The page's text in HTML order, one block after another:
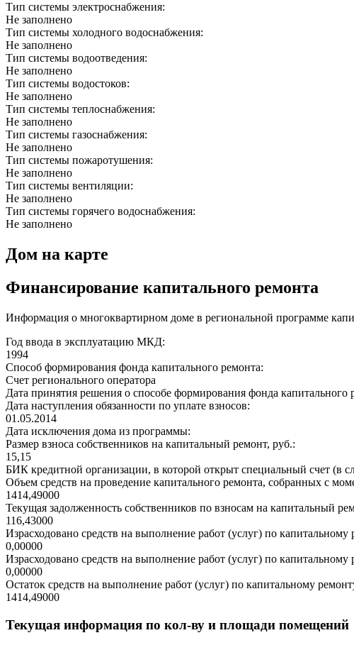
Тип системы электроснабжения:
Не заполнено
Тип системы холодного водоснабжения:
Не заполнено
Тип системы водоотведения:
Не заполнено
Тип системы водостоков:
Не заполнено
Тип системы теплоснабжения:
Не заполнено
Тип системы газоснабжения:
Не заполнено
Тип системы пожаротушения:
Не заполнено
Тип системы вентиляции:
Не заполнено
Тип системы горячего водоснабжения:
Не заполнено
Дом на карте
Финансирование капитального ремонта
Информация о многоквартирном доме в региональной программе
Год ввода в эксплуатацию МКД:
1994
Способ формирования фонда капитального ремонта:
Счет регионального оператора
Дата принятия решения о способе формирования фонда капитального
Дата наступления обязанности по уплате взносов:
01.05.2014
Дата исключения дома из программы:
Размер взноса собственников на капитальный ремонт, руб.:
15,15
БИК кредитной организации, в которой открыт специальный счет (в
Объем средств на проведение капитального ремонта, собранных с
1414,49000
Текущая задолженность собственников по взносам на капитальный
116,43000
Израсходовано средств на выполнение работ (услуг) по капитальному
0,00000
Израсходовано средств на выполнение работ (услуг) по
0,00000
Остаток средств на выполнение работ (услуг) по капитальному
1414,49000
Текущая информация по кол-ву и площади помещений